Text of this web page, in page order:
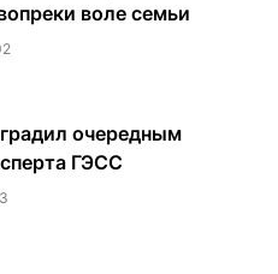
воле семьи
очередным
ГЭСС